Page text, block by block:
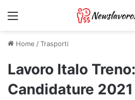
Menu
Home /Trasporti
Lavoro Italo
Candidature